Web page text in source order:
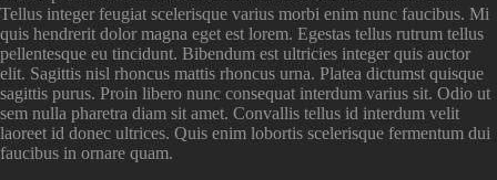
Tellus integer feugiat scelerisque varius morbi enim nunc faucibus. Mi
quis hendrerit dolor magna eget est lorem. Egestas tellus rutrum tellus
pellentesque eu tincidunt. Bibendum est ultricies integer quis auctor
elit. Sagittis nisl rhoncus mattis rhoncus urna. Platea dictumst quisque
sagittis purus. Proin libero nunc consequat interdum varius sit. Odio ut
sem nulla pharetra diam sit amet. Convallis tellus id interdum velit
laoreet id donec ultrices. Quis enim lobortis scelerisque fermentum dui
faucibus in ornare quam.